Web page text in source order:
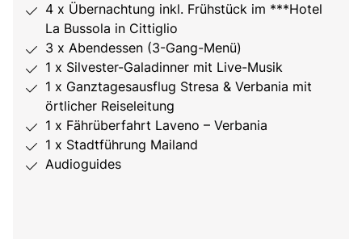
4 x Übernachtung inkl. Frühstück im ***Hotel
La Bussola in Cittiglio
3 x Abendessen (3-Gang-Menü)
1 x Silvester-Galadinner mit Live-Musik
1 x Ganztagesausflug Stresa & Verbania mit
örtlicher Reiseleitung
1 x Fährüberfahrt Laveno – Verbania
1 x Stadtführung Mailand
Audioguides